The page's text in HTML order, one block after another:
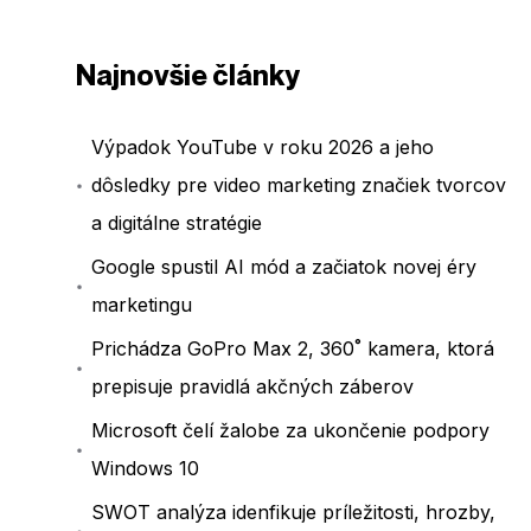
Najnovšie články
Výpadok YouTube v roku 2026 a jeho
dôsledky pre video marketing značiek tvorcov
a digitálne stratégie
Google spustil AI mód a začiatok novej éry
marketingu
Prichádza GoPro Max 2, 360˚ kamera, ktorá
prepisuje pravidlá akčných záberov
Microsoft čelí žalobe za ukončenie podpory
Windows 10
SWOT analýza idenfikuje príležitosti, hrozby,